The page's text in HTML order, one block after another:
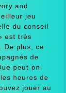
and
jeu
du conseil
est très
De plus, ce
de
peut-on
heures de
jouer au